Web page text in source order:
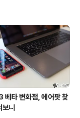
등
베타 변화점, 에어팟 찾
니